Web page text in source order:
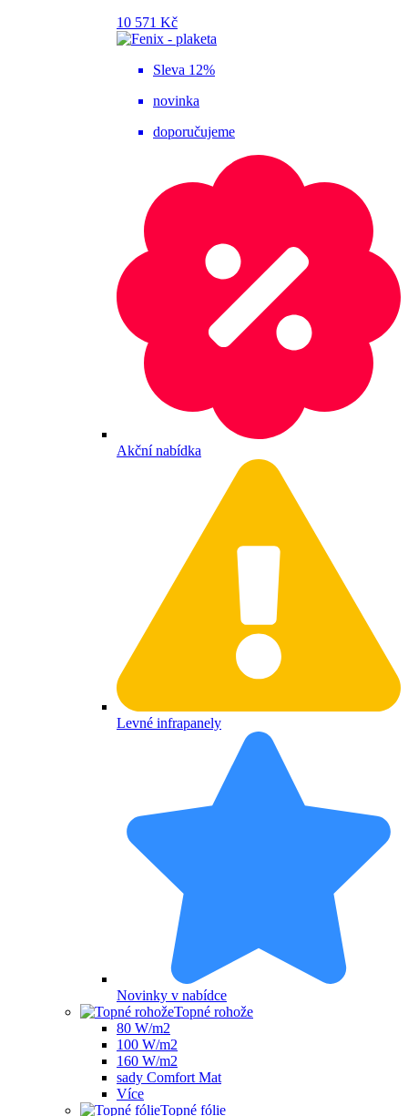
10 571 Kč
Sleva 12%
novinka
doporučujeme
Akční nabídka
Levné infrapanely
Novinky v nabídce
Topné rohože
80 W/m2
100 W/m2
160 W/m2
sady Comfort Mat
Více
Topné fólie